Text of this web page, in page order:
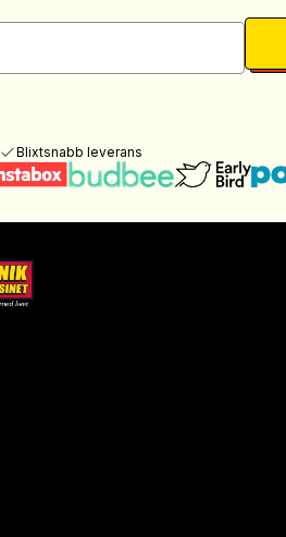
Blixtsnabb leverans